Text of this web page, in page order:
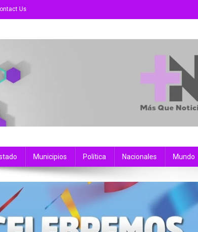
Us
Municipios Política Nacionales Mundo